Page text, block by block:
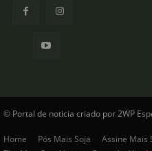
© Portal de noticia criado por 2WP
Home Pós Mais Soja Assine Mais